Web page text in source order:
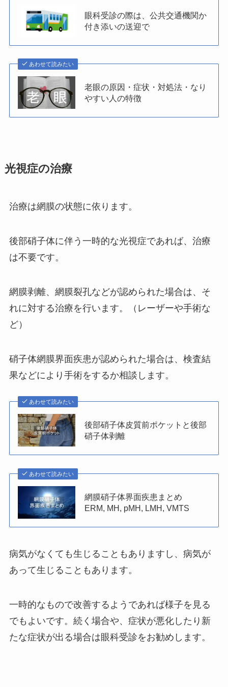
眼科受診の際は、公共交通機関か
付き添いの送迎で
あわせて読みたい
老眼の原因・症状・対処法・なり
やすい人の特徴
光視症の治療
治療は網膜の状態に依ります。
後部硝子体に伴う一時的な光視症であれば、治療
は不要です。
網膜剥離、網膜裂孔などが認められた場合は、そ
れに対する治療を行います。（レーザーや手術な
ど）
硝子体網膜界面疾患が認められた場合は、検査結
果などにより手術をするか相談します。
あわせて読みたい
後部硝子体皮質前ポケットと後部
硝子体剥離
あわせて読みたい
網膜硝子体界面疾患まとめ
ERM, MH, pMH, LMH, VMTS
病気がなくても生じることもありますし、病気が
あって生じることもあります。
一時的なもので改善するようであれば様子を見る
でもよいです。続く場合や、症状が悪化したり新
たな症状が出る場合は眼科受診をお勧めします。